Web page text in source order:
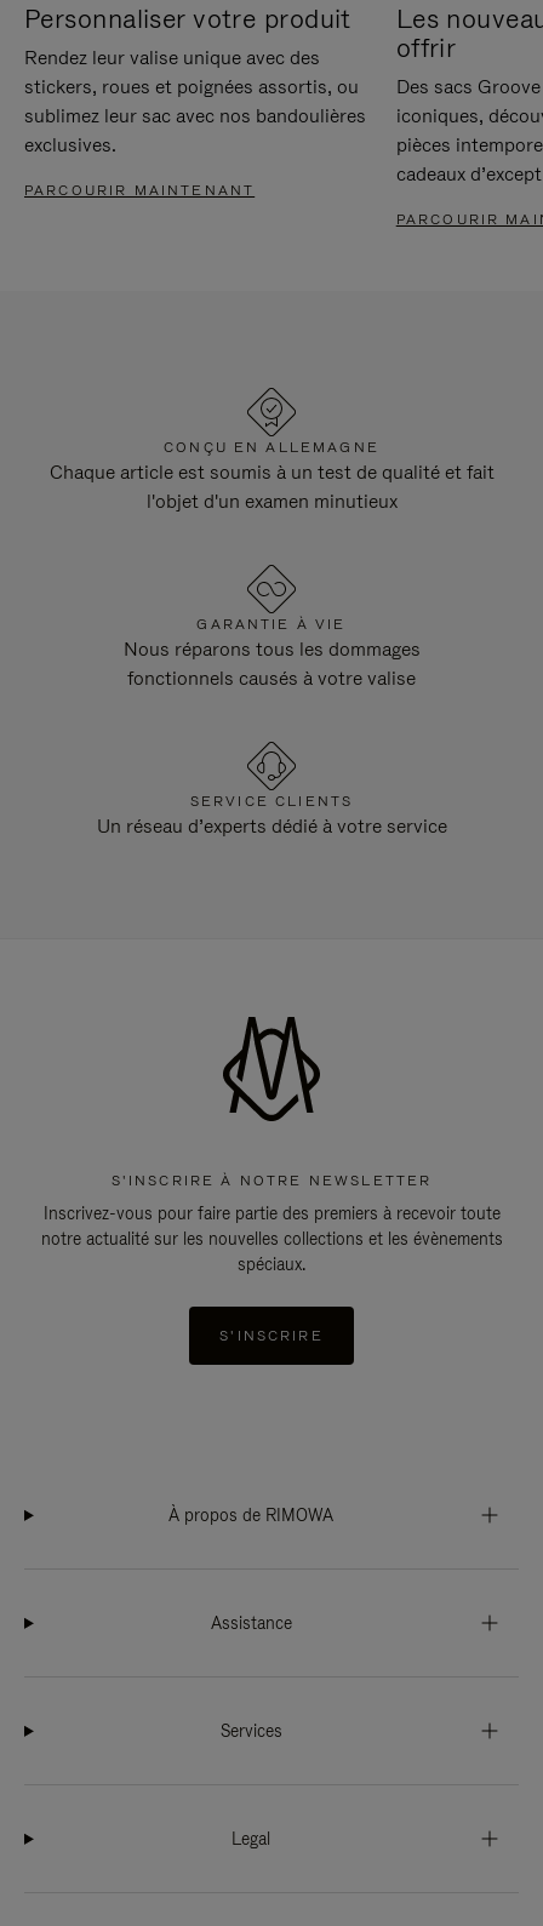
Personnaliser votre produit
Rendez leur valise unique avec des
stickers, roues et poignées assortis, ou
sublimez leur sac avec nos bandoulières
exclusives.
PARCOURIR MAINTENANT
Les
offrir
Des sacs
iconiques,
pièces
cadeaux
PARCOURIR
CONÇU EN ALLEMAGNE
Chaque article est soumis à un test de qualité et fait
l'objet d'un examen minutieux
GARANTIE À VIE
Nous réparons tous les dommages
fonctionnels causés à votre valise
SERVICE CLIENTS
Un réseau d’experts dédié à votre service
S'INSCRIRE À NOTRE NEWSLETTER
Inscrivez-vous pour faire partie des premiers à recevoir toute
notre actualité sur les nouvelles collections et les évènements
spéciaux.
S'INSCRIRE
À propos de RIMOWA
Assistance
Services
Legal